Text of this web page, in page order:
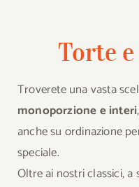
Torte
Troverete una vasta
monoporzione e interi
anche su ordinazione
speciale.
Oltre ai nostri classici,